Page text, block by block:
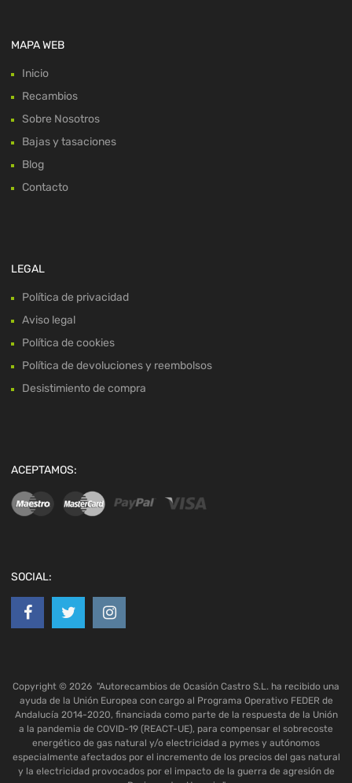
MAPA WEB
Inicio
Recambios
Sobre Nosotros
Bajas y tasaciones
Blog
Contacto
LEGAL
Política de privacidad
Aviso legal
Política de cookies
Política de devoluciones y reembolsos
Desistimiento de compra
ACEPTAMOS:
SOCIAL:
Copyright © 2026 "Autorecambios de Ocasión Castro S.L. ha recibido una
ayuda de la Unión Europea con cargo al Programa Operativo FEDER de
Andalucía 2014-2020, financiada como parte de la respuesta de la Unión
a la pandemia de COVID-19 (REACT-UE), para compensar el sobrecoste
energético de gas natural y/o electricidad a pymes y autónomos
especialmente afectados por el incremento de los precios del gas natural
y la electricidad provocados por el impacto de la guerra de agresión de